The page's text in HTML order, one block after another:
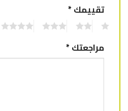
تقييمك*
مراجعتك*